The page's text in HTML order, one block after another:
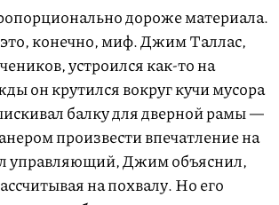
дороже материала.
конечно, миф. Джим Таллас,
устроился как-то на
он крутился вокруг кучи мусора
балку для дверной рамы —
произвести впечатление на
управляющий, Джим объяснил,
на похвалу. Но его